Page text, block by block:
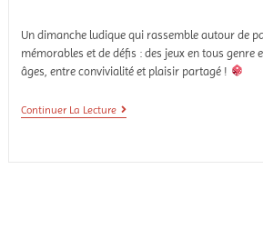
Un dimanche ludique qui rassemble autour de
mémorables et de défis : des jeux en tous genre
âges, entre convivialité et plaisir partagé !
Continuer La Lecture